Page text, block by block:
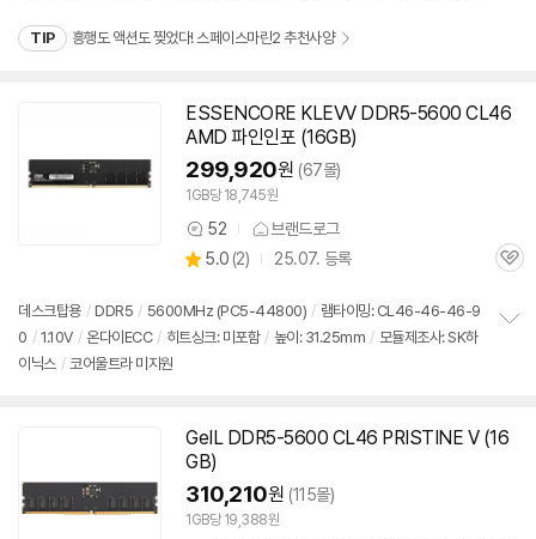
TIP 흥행도 액션도 찢었다! 스페이스마린2 추천사양
ESSENCORE KLEVV DDR5-5600 CL46
AMD 파인인포 (16GB)
299,920원 (67몰)
1GB당 18,745원
상
품
견
52 브랜드로그
별
5.0 (상
리
뷰
2) 25.07. 등록
관
데스크탑용 / DDR5 / 5600MHz (PC5-44800) / 램타이밍: CL46-46-46-9
0 / 1.10V / 온다이ECC / 히트싱크: 미포함 / 높이: 31.25mm / 모듈제조사: SK하
이닉스 / 코어울트라 미지원
GeIL DDR5-5600 CL46 PRISTINE V (16
GB)
310,210원 (115몰)
1GB당 19,388원